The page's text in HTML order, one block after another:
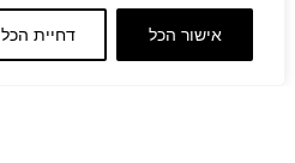
דחיית הכל אישור הכל